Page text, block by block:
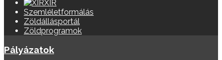
XIR
Szemléletformálás
Zöldállásportál
Zöldprogramok
Pályázatok